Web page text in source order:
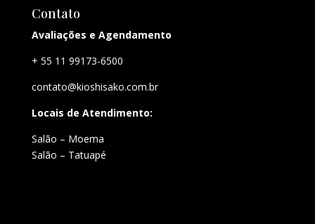
Contato
Avaliações e Agendamento
+ 55 11 99173-6500
contato@kioshisako.com.br
Locais de Atendimento:
Salão – Moema
Salão – Tatuapé